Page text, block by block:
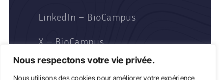
Nous respectons votre vie privée.
Nous utilisons des cookies pour améliorer votre expérience
LinkedIn – BioCampus
X – BioCampus